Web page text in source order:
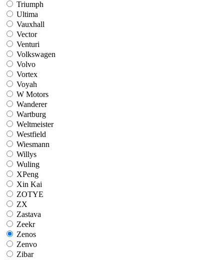
Triumph
Ultima
Vauxhall
Vector
Venturi
Volkswagen
Volvo
Vortex
Voyah
W Motors
Wanderer
Wartburg
Weltmeister
Westfield
Wiesmann
Willys
Wuling
XPeng
Xin Kai
ZOTYE
ZX
Zastava
Zeekr
Zenos
Zenvo
Zibar